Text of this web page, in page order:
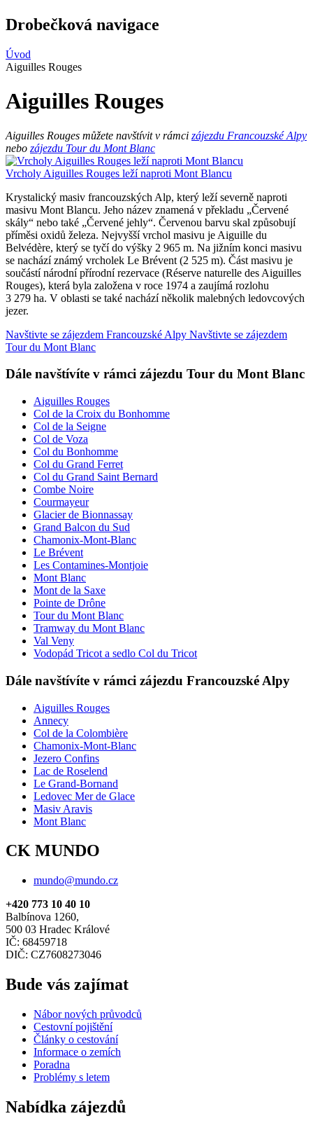
Drobečková navigace
Úvod
Aiguilles Rouges
Aiguilles Rouges
Aiguilles Rouges můžete navštívit v rámci zájezdu Francouzské Alpy
nebo zájezdu Tour du Mont Blanc
Vrcholy Aiguilles Rouges leží naproti Mont Blancu
Krystalický masiv francouzských Alp, který leží severně naproti
masivu Mont Blancu. Jeho název znamená v překladu „Červené
skály“ nebo také „Červené jehly“. Červenou barvu skal způsobují
příměsi oxidů železa. Nejvyšší vrchol masivu je Aiguille du
Belvédère, který se tyčí do výšky 2 965 m. Na jižním konci masivu
se nachází známý vrcholek Le Brévent (2 525 m). Část masivu je
součástí národní přírodní rezervace (Réserve naturelle des Aiguilles
Rouges), která byla založena v roce 1974 a zaujímá rozlohu
3 279 ha. V oblasti se také nachází několik malebných ledovcových
jezer.
Navštivte se zájezdem Francouzské Alpy Navštivte se zájezdem
Tour du Mont Blanc
Dále navštívíte v rámci zájezdu Tour du Mont Blanc
Aiguilles Rouges
Col de la Croix du Bonhomme
Col de la Seigne
Col de Voza
Col du Bonhomme
Col du Grand Ferret
Col du Grand Saint Bernard
Combe Noire
Courmayeur
Glacier de Bionnassay
Grand Balcon du Sud
Chamonix-Mont-Blanc
Le Brévent
Les Contamines-Montjoie
Mont Blanc
Mont de la Saxe
Pointe de Drône
Tour du Mont Blanc
Tramway du Mont Blanc
Val Veny
Vodopád Tricot a sedlo Col du Tricot
Dále navštívíte v rámci zájezdu Francouzské Alpy
Aiguilles Rouges
Annecy
Col de la Colombière
Chamonix-Mont-Blanc
Jezero Confins
Lac de Roselend
Le Grand-Bornand
Ledovec Mer de Glace
Masiv Aravis
Mont Blanc
CK MUNDO
mundo@mundo.cz
+420 773 10 40 10
Balbínova 1260,
500 03 Hradec Králové
IČ: 68459718
DIČ: CZ7608273046
Bude vás zajímat
Nábor nových průvodců
Cestovní pojištění
Články o cestování
Informace o zemích
Poradna
Problémy s letem
Nabídka zájezdů